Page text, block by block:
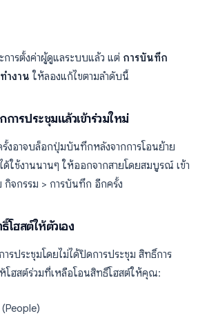
รตั้งค่าผู้ดูแลระบบแล้ว แต่ การบันทึก
ำงาน ให้ลองแก้ไขตามลำดับนี้
การประชุมแล้วเข้าร่วมใหม่
รั้งอาจบล็อกปุ่มบันทึกหลังจากการโอนย้าย
ด้ใช้งานนานๆ ให้ออกจากสายโดยสมบูรณ์ เข้า
กิจกรรม > การบันทึก อีกครั้ง
โฮสต์ให้ตัวเอง
รประชุมโดยไม่ได้ปิดการประชุม สิทธิ์การ
โฮสต์ร่วมที่เหลือโอนสิทธิ์โฮสต์ให้คุณ: